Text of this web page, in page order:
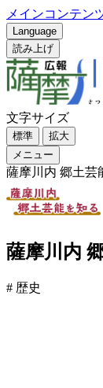
メインコンテン
Language
読み上げ
文字サイズ
標準
拡大
メニュー
薩摩川内 郷土芸
薩摩川内
# 歴史